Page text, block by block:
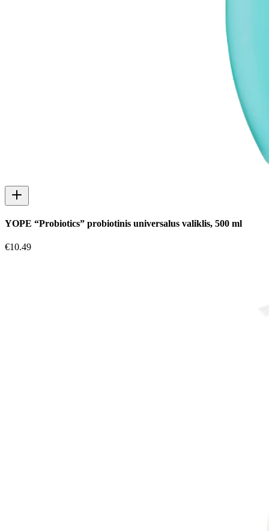
YOPE “Probiotics” probiotinis universalus valiklis, 500 ml
€10.49